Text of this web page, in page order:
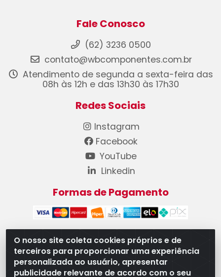
O nosso site coleta cookies próprios e de
terceiros para proporcionar uma experiência
personalizada ao usuário, apresentar
publicidade relevante de acordo com o seu
Fale Conosco
(62) 3236 0500
contato@wbcomponentes.com.br
Atendimento de segunda a sexta-feira das
08h às 12h e das 13h30 às 17h30
Redes Sociais
Instagram
Facebook
YouTube
Linkedin
Formas de Pagamento
WB Componentes Automotivos LTDA - CNPJ
08.528.393/0001-12 - Rua do Níquel, 667 - Parque
Oeste Industrial, Goiânia/GO - CEP 74375-660